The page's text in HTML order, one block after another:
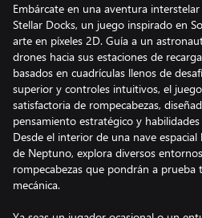
Embárcate en una aventura
Stellar Docks, un juego inspirado en
arte en píxeles 2D. Guía a un
drones hacia sus estaciones de
basados en cuadrículas llenos de
superior y controles intuitivos, el
satisfactoria de rompecabezas,
pensamiento estratégico y
Desde el interior de una nave
de Neptuno, explora diversos
rompecabezas que pondrán a prueba
mecánica.